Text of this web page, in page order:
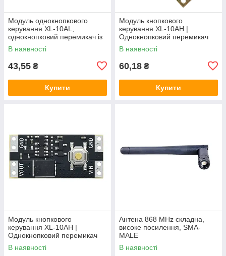
Модуль однокнопкового
керування XL-10AL,
однокнопковий перемикач із
фіксацією, 5В 10А,
енергоефективний
В наявності
43,55 ₴
Купити
Модуль кнопкового
керування XL-10AH |
Однокнопковий перемикач
10A | Модуль з фіксацією |
Широкий діапазон
В наявності
60,18 ₴
Купити
Модуль кнопкового
керування XL-10AH |
Однокнопковий перемикач
10A | Модуль з фіксацією |
Широкий діапазон
В наявності
Антена 868 MHz складна,
високе посилення, SMA-
MALE
В наявності